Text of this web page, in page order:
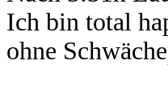
Ich bin total
ohne